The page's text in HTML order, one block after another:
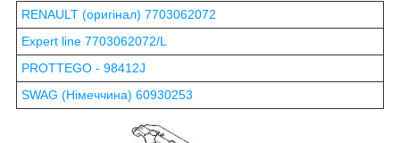
RENAULT (оригінал) 7703062072
Expert line 7703062072/L
PROTTEGO - 98412J
SWAG (Німеччина) 60930253